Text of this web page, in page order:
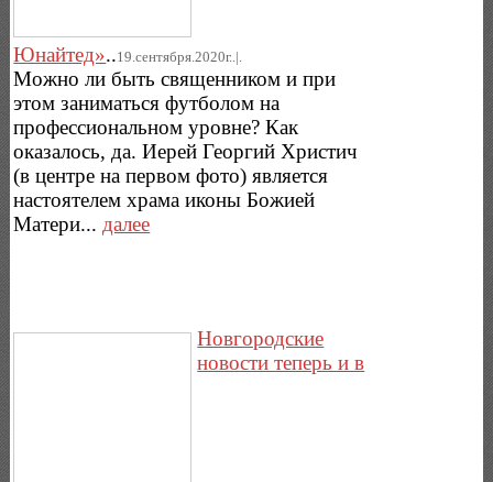
Юнайтед»..19.сентября.2020г..|.
Можно ли быть священником и при
этом заниматься футболом на
профессиональном уровне? Как
оказалось, да. Иерей Георгий Христич
(в центре на первом фото) является
настоятелем храма иконы Божией
Матери...далее
Новгородские
новости теперь и в